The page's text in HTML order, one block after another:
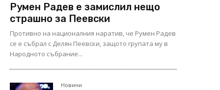
Румен Радев е замислил нещо
страшно за Пеевски
Противно на националния наратив, че Румен Радев
се е събрал с Делян Пеевски, защото групата му в
Народното събрание...
Новини